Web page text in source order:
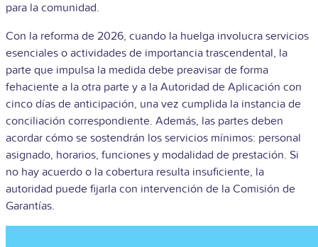
para la comunidad.
Con la reforma de 2026, cuando la huelga involucra servicios
esenciales o actividades de importancia trascendental, la
parte que impulsa la medida debe preavisar de forma
fehaciente a la otra parte y a la Autoridad de Aplicación con
cinco días de anticipación, una vez cumplida la instancia de
conciliación correspondiente. Además, las partes deben
acordar cómo se sostendrán los servicios mínimos: personal
asignado, horarios, funciones y modalidad de prestación. Si
no hay acuerdo o la cobertura resulta insuficiente, la
autoridad puede fijarla con intervención de la Comisión de
Garantías.